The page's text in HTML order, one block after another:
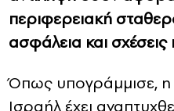
περιφερειακή
ασφάλεια και σχέσεις
Όπως υπογράμμισε,
Ισραήλ έχει